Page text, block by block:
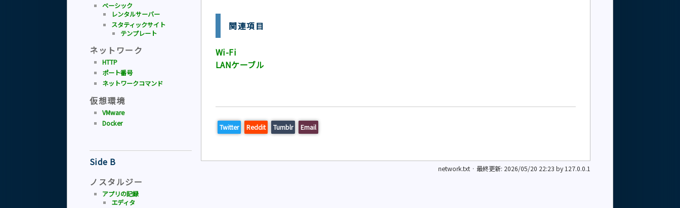
ベーシック
レンタルサーバー
スタティックサイト
テンプレート
ネットワーク
HTTP
ポート番号
ネットワークコマンド
仮想環境
VMware
Docker
Side B
ノスタルジー
アプリの記録
エディタ
関連項目
Wi-Fi
LANケーブル
Twitter Reddit Tumblr Email
network.txt · 最終更新: 2026/05/20 22:23 by127.0.0.1